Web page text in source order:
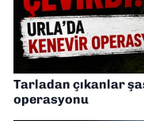
Tarladan çıkanlar
operasyonu